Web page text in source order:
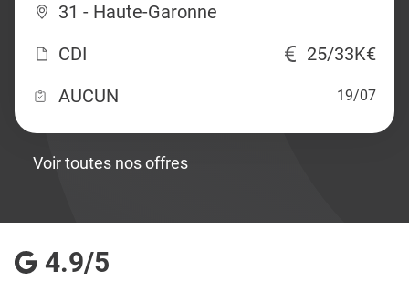
31 - Haute-Garonne
CDI
25/33K€
AUCUN
19/07
Voir toutes nos offres
4.9/5